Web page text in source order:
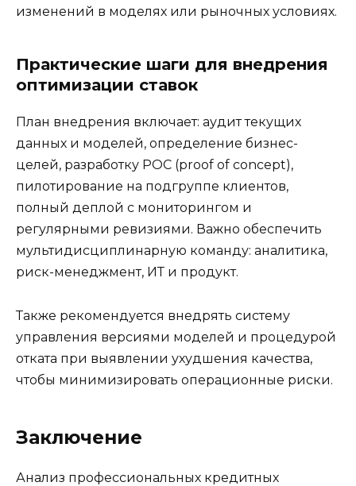
изменений в моделях или рыночных условиях.
Практические шаги для внедрения
оптимизации ставок
План внедрения включает: аудит текущих
данных и моделей, определение бизнес-
целей, разработку POC (proof of concept),
пилотирование на подгруппе клиентов,
полный деплой с мониторингом и
регулярными ревизиями. Важно обеспечить
мультидисциплинарную команду: аналитика,
риск-менеджмент, ИТ и продукт.
Также рекомендуется внедрять систему
управления версиями моделей и процедурой
отката при выявлении ухудшения качества,
чтобы минимизировать операционные риски.
Заключение
Анализ профессиональных кредитных